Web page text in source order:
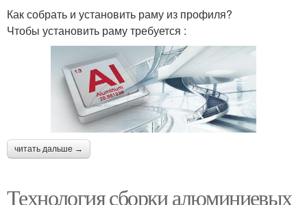
Как собрать и установить раму из профиля?
Чтобы установить раму требуется :
читать дальше →
Технология сборки алюминиевых